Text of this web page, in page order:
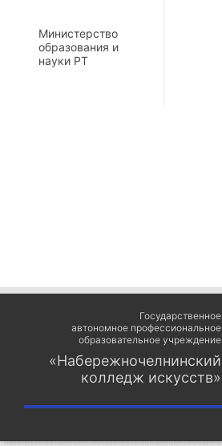
Министерство
образования и
науки РТ
Государственное
автономное профессиональное
образовательное учреждение
«Набережночелнинский
колледж искусств»